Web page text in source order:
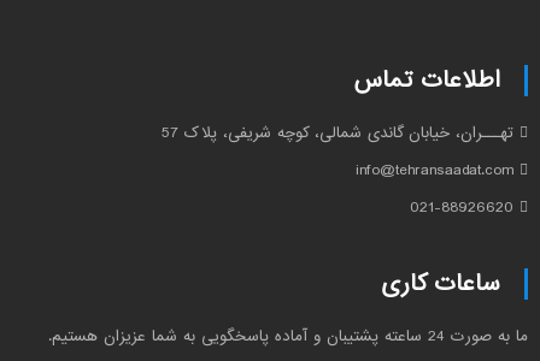
اطلاعات تماس
تهـــران، خیابان گاندی شمالی، کوچه شریفی، پلاک 57
021-88926620
ساعات کاری
ما به صورت 24 ساعته پشتیبان و آماده پاسخگویی به شما عزیزان هستیم.